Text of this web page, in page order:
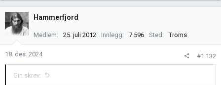
k
s
j
n
e
r
Hammerfjord
Medlem 25. juli 2012 Innlegg 7.596 Sted Troms
18. des. 2024 #1.132
Gin skrev: